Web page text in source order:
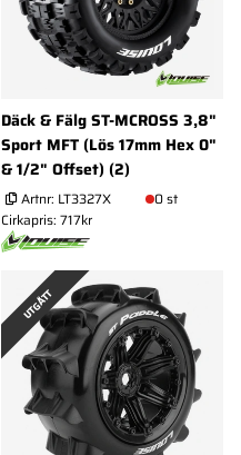
Däck & Fälg ST-MCROSS 3,8"
Sport MFT (Lös 17mm Hex 0"
& 1/2" Offset) (2)
Artnr: LT3327X
0 st
Cirkapris: 717kr
UTGÅTT